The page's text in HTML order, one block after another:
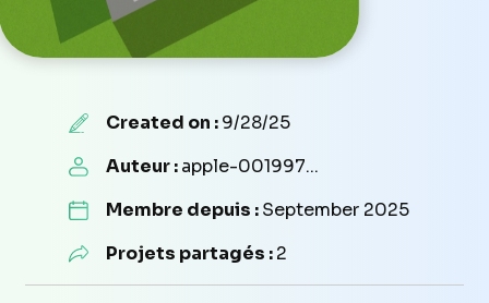
Created on :9/28/25
Auteur :apple-001997...
Membre depuis :September 2025
Projets partagés :2